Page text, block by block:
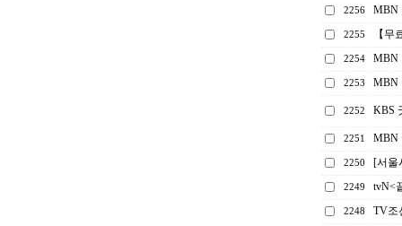
2256 MBN
2255 【
2254 MBN
2253 MBN
2252 KBS
2251 MBN
2250 [서울
2249 tvN<
2248 TV조